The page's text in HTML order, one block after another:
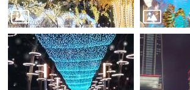
與
輔
導
商